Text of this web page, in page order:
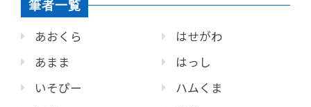
筆者一覧
あおくら
あまま
いそぴー
はせがわ
はっし
ハムくま